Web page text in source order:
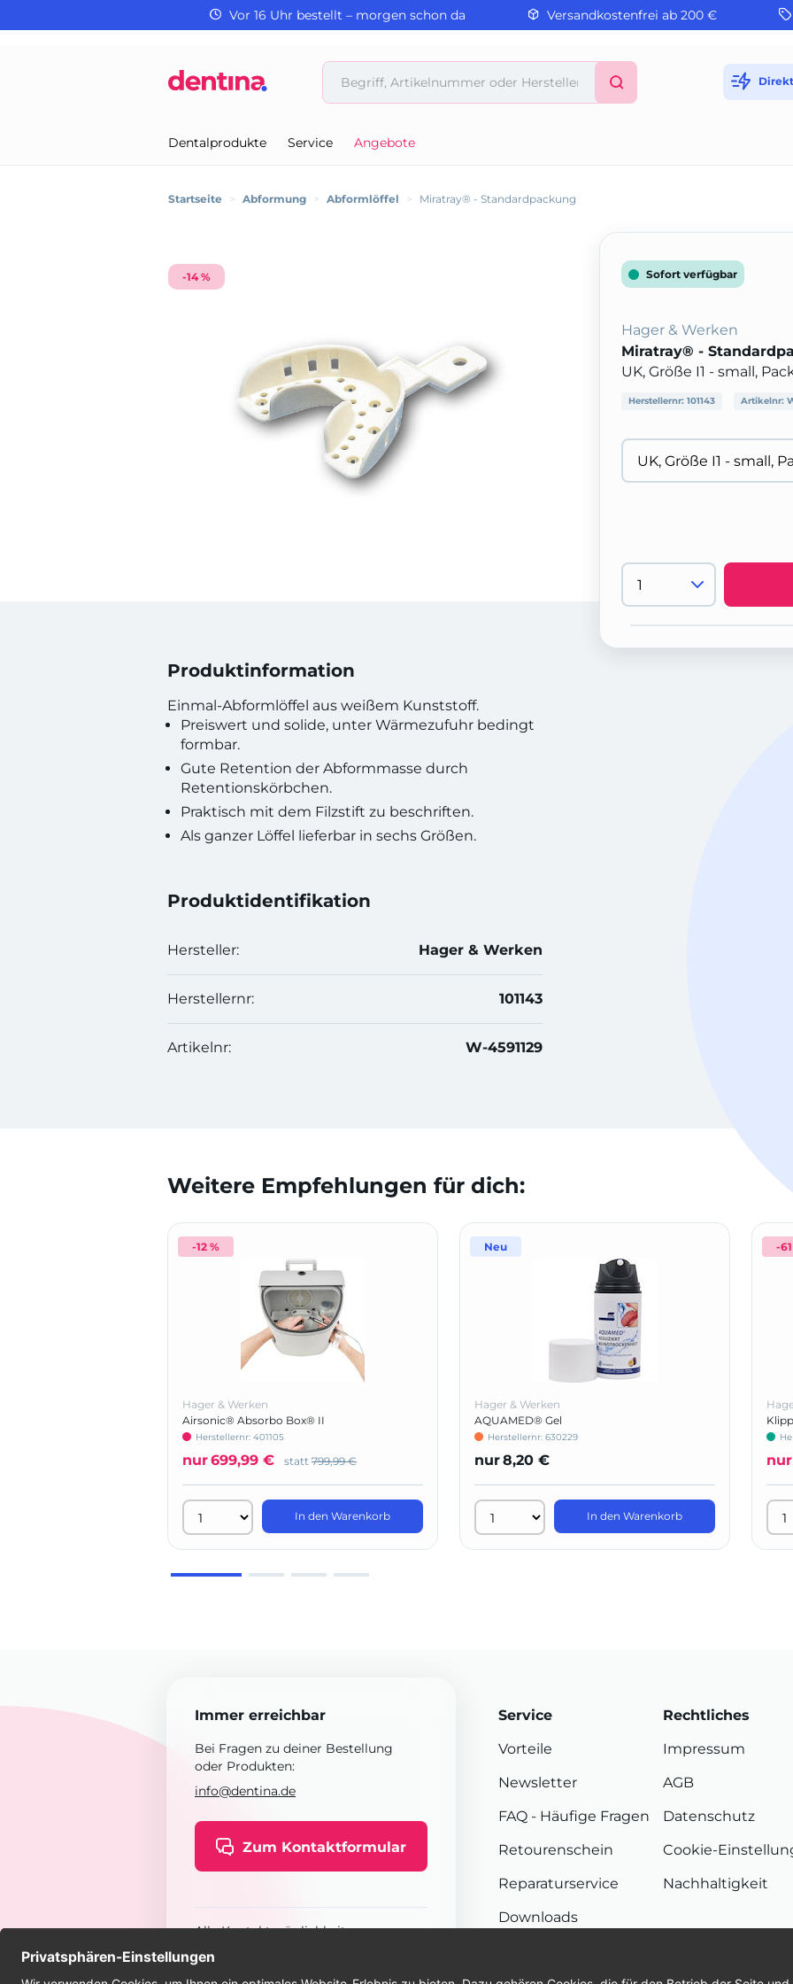
Vor 16 Uhr bestellt – morgen schon da Versandkostenfrei ab 200 €
Dentalprodukte Service Angebote
Startseite > Abformung > Abformlöffel > Miratray® - Standardpackung
-14 %
Produktinformation
Einmal-Abformlöffel aus weißem Kunststoff.
Preiswert und solide, unter Wärmezufuhr bedingt
formbar.
Gute Retention der Abformmasse durch
Retentionskörbchen.
Praktisch mit dem Filzstift zu beschriften.
Als ganzer Löffel lieferbar in sechs Größen.
Produktidentifikation
Hersteller: Hager & Werken
Herstellernr: 101143
Artikelnr: W-4591129
Sofort verfügbar
Hager & Werken
Miratray® -
UK, Größe I1 - small,
Herstellernr: 101143 Artikelnr:
Weitere Empfehlungen für dich:
-12 %
Hager & Werken
Airsonic® Absorbo Box® II
Herstellernr: 401105
nur699,99 € statt 799,99 €
In den Warenkorb
Neu
Hager & Werken
AQUAMED® Gel
Herstellernr: 630229
nur8,20 €
In den Warenkorb
-
nur
Immer erreichbar
Bei Fragen zu deiner Bestellung
oder Produkten:
info@dentina.de
Zum Kontaktformular
Alle Kontaktmöglichkeiten
Service
Vorteile
Newsletter
FAQ - Häufige Fragen
Retourenschein
Reparaturservice
Downloads
Rechtliches
Impressum
AGB
Datenschutz
Cookie-
Nachhaltigkeit